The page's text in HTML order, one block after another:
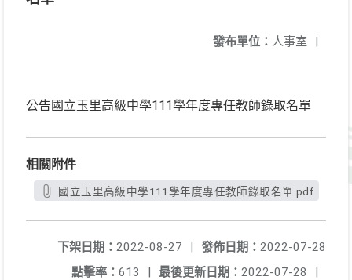
發布單位： 人事室 |
公告國立玉里高級中學111學年度專任教師錄取名單
相關附件
國立玉里高級中學111學年度專任教師錄取名單.pdf
發佈日期： 2022-07-28
下架日期： 2022-08-27
|
最後更新日期： 2022-07-28 |
點擊率： 613 |